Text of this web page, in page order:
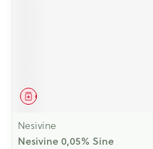
Geneesmiddel
Nesivine
Nesivine 0,05% Sine